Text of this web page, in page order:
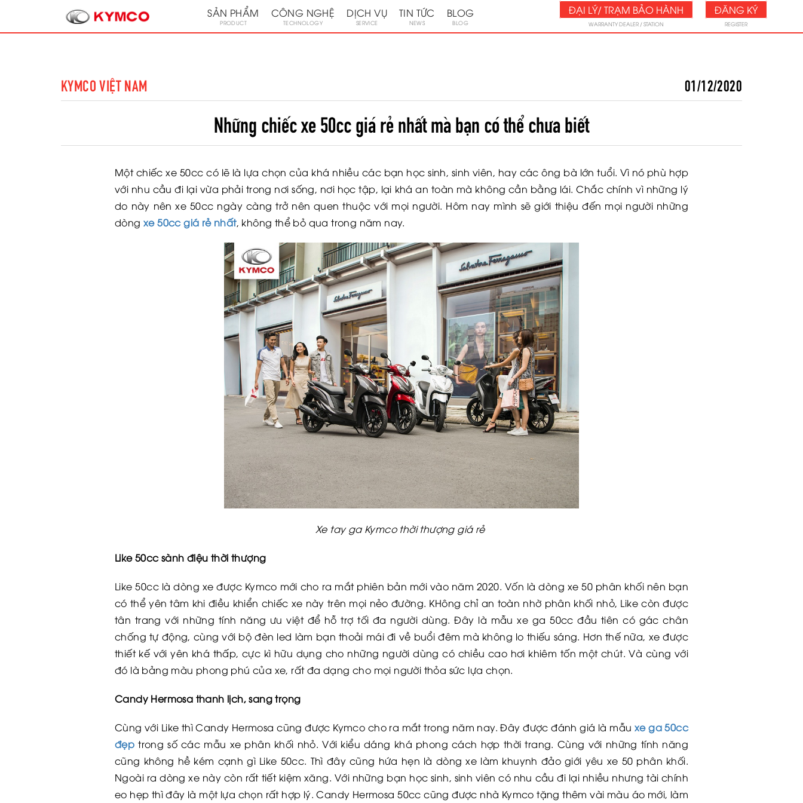
SẢN PHẨM
PRODUCT
CÔNG NGHỆ
TECHNOLOGY
DỊCH VỤ
SERVICE
TIN TỨC
NEWS
BLOG
BLOG
ĐẠI LÝ/ TRẠM BẢO HÀNH
WARRANTY DEALER / STATION
ĐĂNG KÝ
REGISTER
KYMCO VIỆT NAM 01/12/2020
Những chiếc xe 50cc giá rẻ nhất mà bạn có thể chưa biết
Một chiếc xe 50cc có lẽ là lựa chọn của khá nhiều các bạn học sinh, sinh viên, hay các ông bà lớn tuổi. Vì nó phù hợp
với nhu cầu đi lại vừa phải trong nơi sống, nơi học tập, lại khá an toàn mà không cần bằng lái. Chắc chính vì những lý
do này nên xe 50cc ngày càng trở nên quen thuộc với mọi người. Hôm nay mình sẽ giới thiệu đến mọi người những
dòng xe 50cc giá rẻ nhất, không thể bỏ qua trong năm nay.
Xe tay ga Kymco thời thượng giá rẻ
Like 50cc sành điệu thời thượng
Like 50cc là dòng xe được Kymco mới cho ra mắt phiên bản mới vào năm 2020. Vốn là dòng xe 50 phân khối nên bạn
có thể yên tâm khi điều khiển chiếc xe này trên mọi nẻo đường. KHông chỉ an toàn nhờ phân khối nhỏ, Like còn được
tân trang với những tính năng ưu việt để hỗ trợ tối đa người dùng. Đây là mẫu xe ga 50cc đầu tiên có gác chân
chống tự động, cùng với bộ đèn led làm bạn thoải mái đi về buổi đêm mà không lo thiếu sáng. Hơn thế nữa, xe được
thiết kế với yên khá thấp, cực kì hữu dụng cho những người dùng có chiều cao hơi khiêm tốn một chút. Và cùng với
đó là bảng màu phong phú của xe, rất đa dạng cho mọi người thỏa sức lựa chọn.
Candy Hermosa thanh lịch, sang trọng
Cùng với Like thì Candy Hermosa cũng được Kymco cho ra mắt trong năm nay. Đây được đánh giá là mẫu xe ga 50cc
đẹp trong số các mẫu xe phân khối nhỏ. Với kiểu dáng khá phong cách hợp thời trang. Cùng với những tính năng
cũng không hề kém cạnh gì Like 50cc. Thì đây cũng hứa hẹn là dòng xe làm khuynh đảo giới yêu xe 50 phân khối.
Ngoài ra dòng xe này còn rất tiết kiệm xăng. Với những bạn học sinh, sinh viên có nhu cầu đi lại nhiều nhưng tài chính
eo hẹp thì đây là một lựa chọn rất hợp lý. Candy Hermosa 50cc cũng được nhà Kymco tặng thêm vài màu áo mới, làm